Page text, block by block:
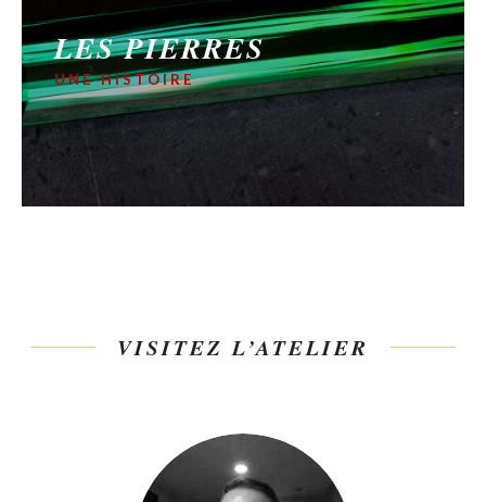
LES PIERRES
UNE HISTOIRE
VISITEZ L’ATELIER